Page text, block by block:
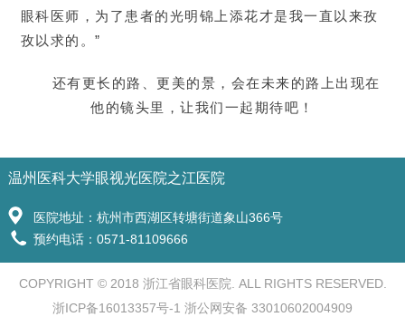
眼科医师，为了患者的光明锦上添花才是我一直以来孜
孜以求的。”
还有更长的路、更美的景，会在未来的路上出现在
他的镜头里，让我们一起期待吧！
温州医科大学眼视光医院之江医院
医院地址：杭州市西湖区转塘街道象山366号
预约电话：0571-81109666
COPYRIGHT © 2018 浙江省眼科医院. ALL RIGHTS RESERVED.
浙ICP备16013357号-1 浙公网安备 33010602004909